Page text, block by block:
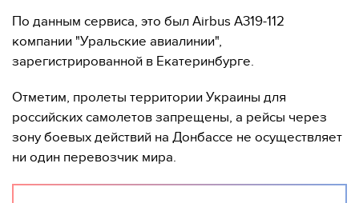
По данным сервиса, это был Airbus A319-112
компании "Уральские авиалинии",
зарегистрированной в Екатеринбурге.
Отметим, пролеты территории Украины для
российских самолетов запрещены, а рейсы через
зону боевых действий на Донбассе не осуществляет
ни один перевозчик мира.